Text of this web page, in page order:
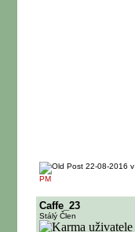
22-08-2016 v
PM
Caffe_23
Stálý Člen